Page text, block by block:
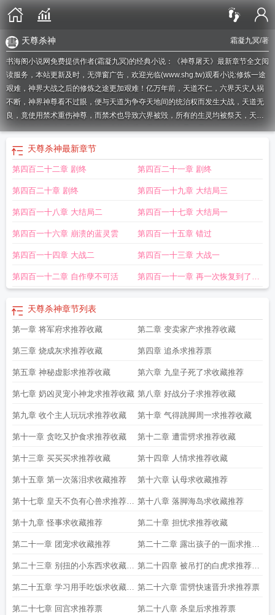
霜凝九冥/著
天尊杀神
书海阁小说网免费提供作者(霜凝九冥)的经典小说：《神尊屠天》最新章节全文阅
读服务，本站更新及时，无弹窗广告，欢迎光临(www.shg.tw)观看小说:修炼一途
艰难，神界大战之后的修炼之途更加艰难！亿万年前，天道不仁，六界天灾人祸
不断，神界神尊看不过眼，便与天道为争夺天地间的统治权而发生大战，天道无
良，竟使用禁术重伤神尊，而禁术也导致六界被毁，所有的生灵均被祭天，天道
法力大增的同时六界无一生还。大战之后，天道统领六界，只可惜一片荒芜。浩
瀚的世界里只剩下天道及周身的人，于是天道派人去六界重整，只可惜一无所
获，便任之自生自灭，他只对一件事情感兴趣，那
仙神尊天下杀神天尊神尊屠天境界划分 神尊屠天最新章节列表
神天尊杀神
天尊杀神最新章节
第四百二十二章 剧终 第四百二十一章 剧终
第四百二十章 剧终 第四百一十九章 大结局三
第四百一十八章 大结局二 第四百一十七章 大结局一
第四百一十六章 崩溃的蓝灵雲 第四百一十五章 错过
第四百一十四章 大战二 第四百一十三章 大战一
第四百一十二章 自作孽不可活 第四百一十一章 再一次恢复到了超
天尊杀神章节列表
第一章 将军府求推荐收藏 第二章 变卖家产求推荐收藏
第三章 烧成灰求推荐收藏 第四章 追杀求推荐票
第五章 神秘虚影求推荐收藏 第六章 九皇子死了求收藏推荐
第七章 奶凶灵宠小神龙求推荐收藏 第八章 好战分子求推荐收藏
第九章 收个主人玩玩求推荐收藏 第十章 气得跳脚周一求推荐收藏
第十一章 贪吃又护食求推荐收藏 第十二章 遭雷劈求推荐收藏
第十三章 买买买求推荐收藏 第十四章 人情求推荐收藏
第十五章 第一次落泪求收藏推荐 第十六章 认母求收藏推荐
第十七章 皇天不负有心兽求推荐收
藏
第十八章 落脚海岛求收藏推荐
第十九章 怪事求收藏推荐 第二十章 担忧求推荐收藏
第二十一章 团宠求收藏推荐 第二十二章 露出孩子的一面求推荐
收藏
第二十三章 别扭的小东西求收藏推
荐
第二十四章 被吊打的白虎求推荐收
藏
第二十五章 学习用手吃饭求收藏推
荐
第二十六章 雷劈快速晋升求推荐票
第二十七章 回宫求推荐票 第二十八章 杀皇后求推荐票